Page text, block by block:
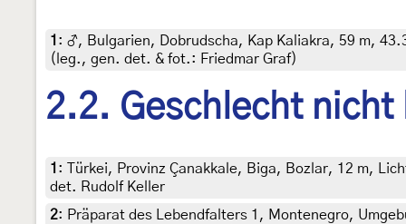
1 : ♂, Bulgarien, Dobrudscha, Kap Kaliakra, 59 m,
(leg., gen. det. & fot.: Friedmar Graf)
2.2. Geschlecht nicht
1 :
Türkei, Provinz Çanakkale, Biga, Bozlar, 12 m,
det. Rudolf Keller
2: Präparat des Lebendfalters 1, Montenegro,